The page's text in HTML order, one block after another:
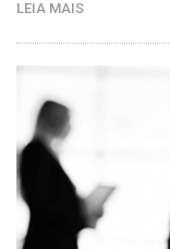
LEIA MAIS